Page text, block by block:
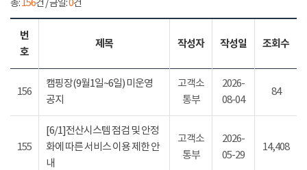
총:156건 / 금일:0건
번
호
제목 작성자 작성일 조회수
156
캠핑장(9월1일~6일) 미운영
공지
고객소
통부
2026-
08-04
84
155
[6/1]전산시스템 점검 및 안정
화에 따른 서비스 이용 제한 안
내
고객소
통부
2026-
05-29
14,408